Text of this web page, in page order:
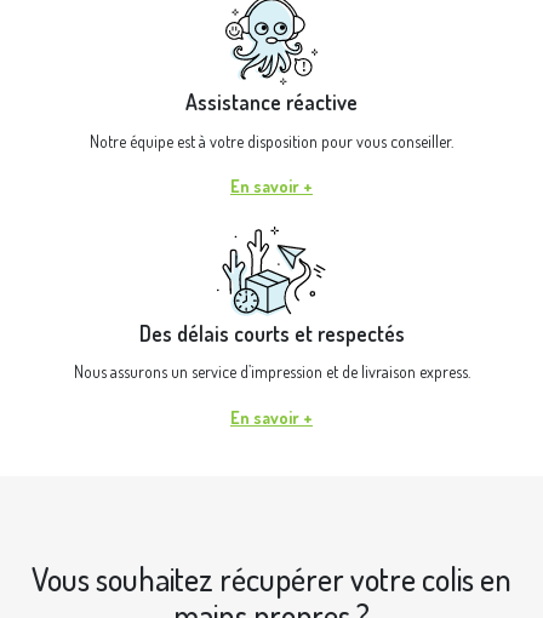
Assistance réactive
Notre équipe est à votre disposition pour vous conseiller.
En savoir +
Des délais courts et respectés
Nous assurons un service d’impression et de livraison express.
En savoir +
Vous souhaitez récupérer votre colis en